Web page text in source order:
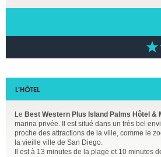
L’HÔTEL
Le Best Western Plus Island Palms Hôtel &
marina privée. Il est situé dans un très bel
proche des attractions de la ville, comme le
la vieille ville de San Diego.
Il est à 13 minutes de la plage et 10 minutes